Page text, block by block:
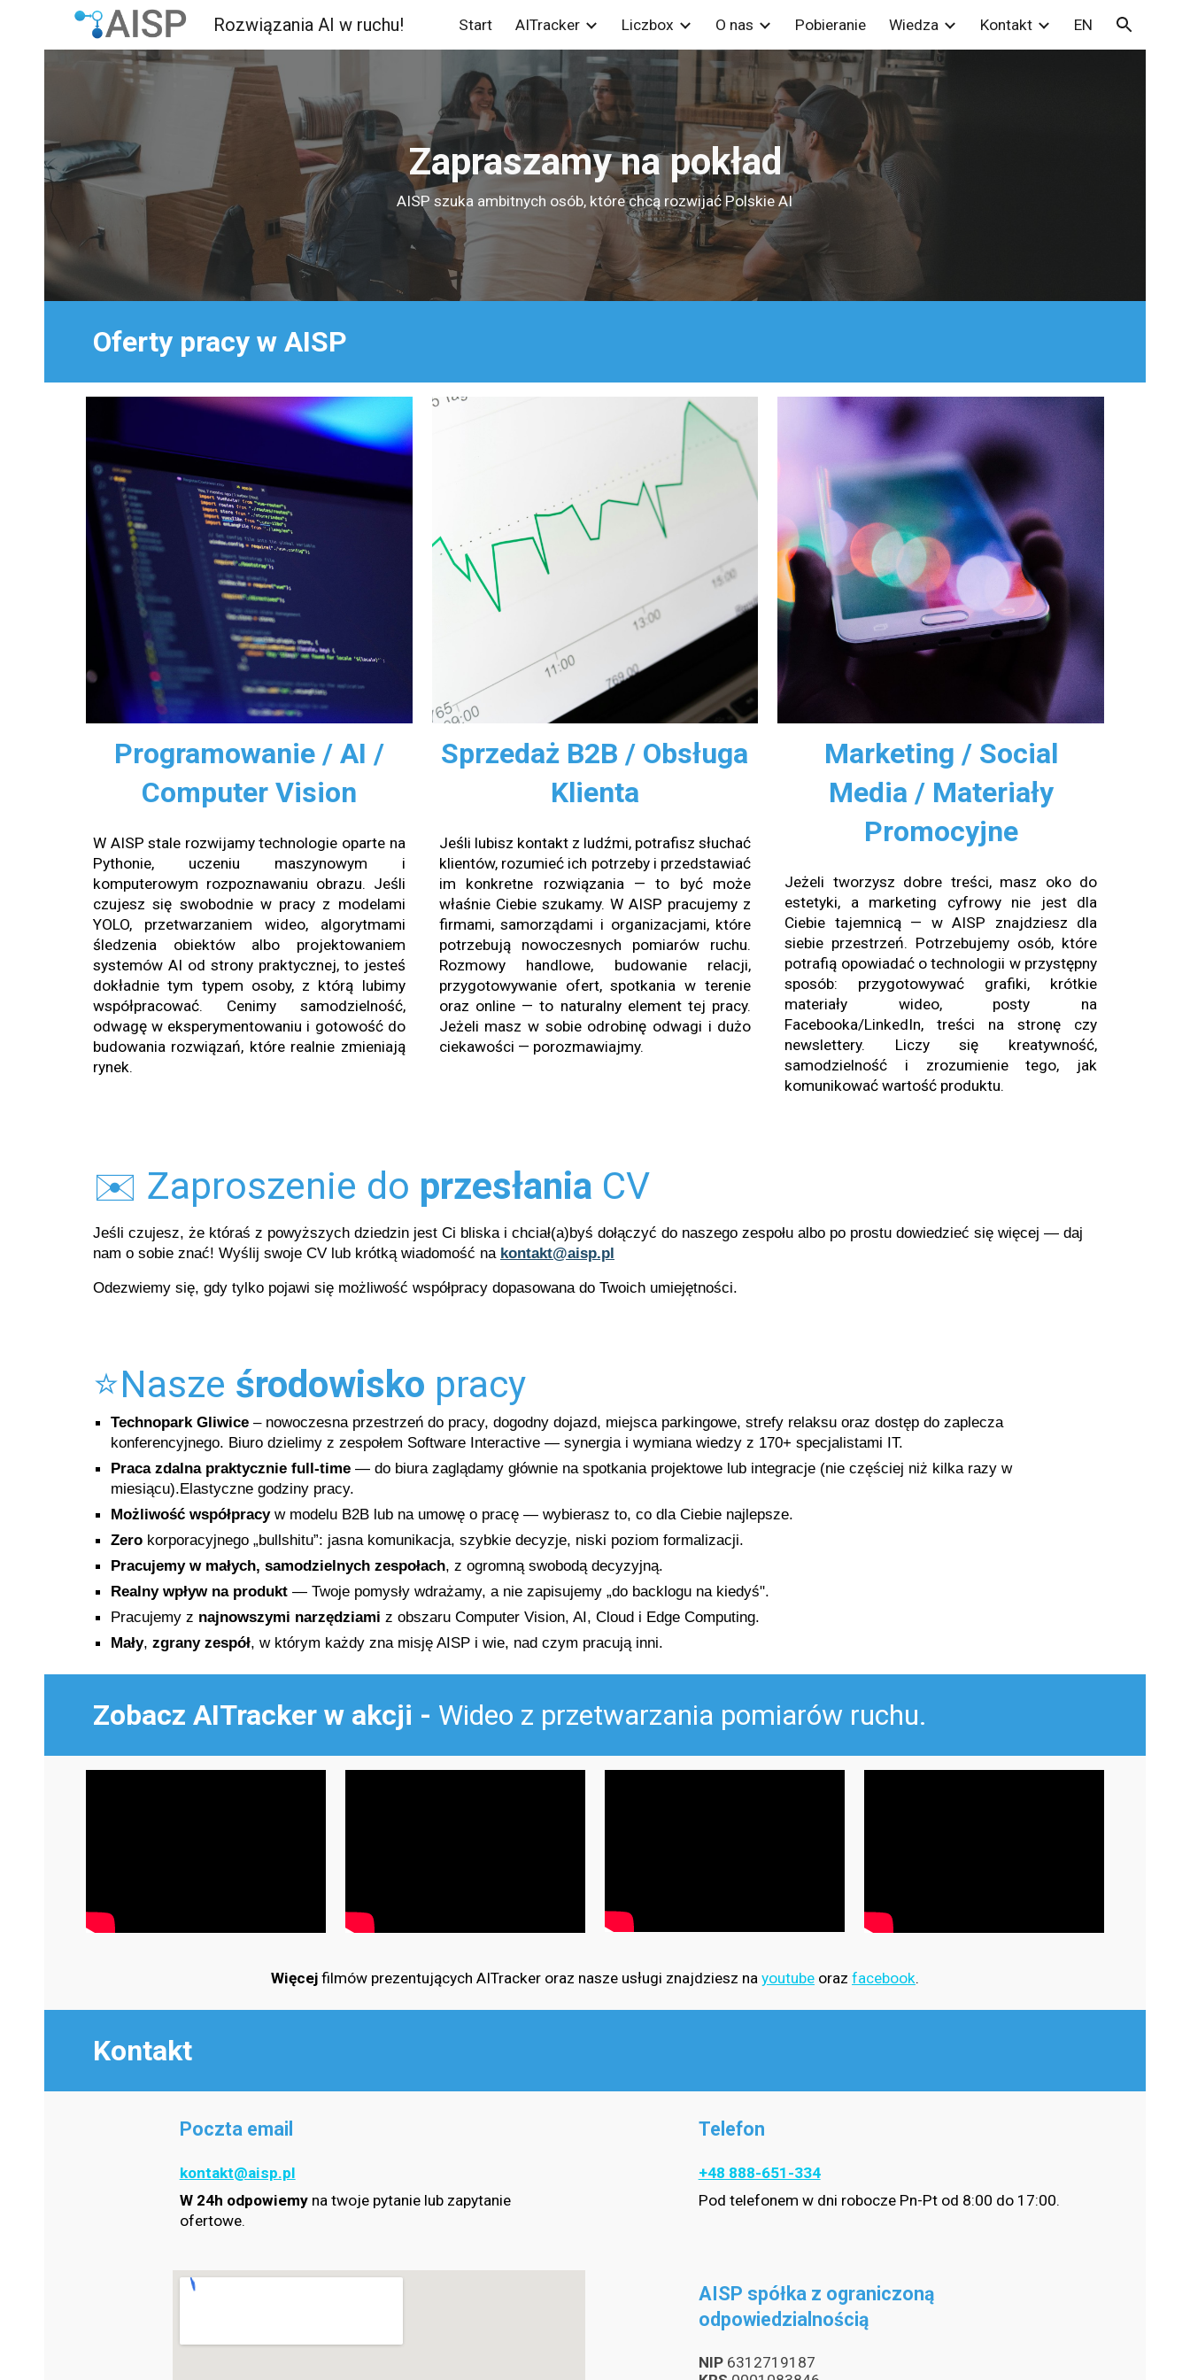
Skip to main content Skip to navigation
Rozwiązania AI w ruchu! Start AITracker Liczbox O nas Pobieranie Wiedza Kontakt EN
Zapraszamy na pokład
AISP szuka ambitnych osób, które chcą rozwijać Polskie AI
Oferty pracy w AISP
Programowanie / AI /
Computer Vision
W AISP stale rozwijamy technologie oparte na
Pythonie, uczeniu maszynowym i
komputerowym rozpoznawaniu obrazu. Jeśli
czujesz się swobodnie w pracy z modelami
YOLO, przetwarzaniem wideo, algorytmami
śledzenia obiektów albo projektowaniem
systemów AI od strony praktycznej, to jesteś
dokładnie tym typem osoby, z którą lubimy
współpracować. Cenimy samodzielność,
odwagę w eksperymentowaniu i gotowość do
budowania rozwiązań, które realnie zmieniają
rynek.
Sprzedaż B2B / Obsługa
Klienta
Jeśli lubisz kontakt z ludźmi, potrafisz słuchać
klientów, rozumieć ich potrzeby i przedstawiać
im konkretne rozwiązania — to być może
właśnie Ciebie szukamy. W AISP pracujemy z
firmami, samorządami i organizacjami, które
potrzebują nowoczesnych pomiarów ruchu.
Rozmowy handlowe, budowanie relacji,
przygotowywanie ofert, spotkania w terenie
oraz online — to naturalny element tej pracy.
Jeżeli masz w sobie odrobinę odwagi i dużo
ciekawości — porozmawiajmy.
Marketing / Social
Media / Materiały
Promocyjne
Jeżeli tworzysz dobre treści, masz oko do
estetyki, a marketing cyfrowy nie jest dla
Ciebie tajemnicą — w AISP znajdziesz dla
siebie przestrzeń. Potrzebujemy osób, które
potrafią opowiadać o technologii w przystępny
sposób: przygotowywać grafiki, krótkie
materiały wideo, posty na
Facebooka/LinkedIn, treści na stronę czy
newslettery. Liczy się kreatywność,
samodzielność i zrozumienie tego, jak
komunikować wartość produktu.
✉️ Zaproszenie do przesłania CV
Jeśli czujesz, że któraś z powyższych dziedzin jest Ci bliska i chciał(a)byś dołączyć do naszego zespołu albo po prostu dowiedzieć się więcej — daj
nam o sobie znać! Wyślij swoje CV lub krótką wiadomość na kontakt@aisp.pl
Odezwiemy się, gdy tylko pojawi się możliwość współpracy dopasowana do Twoich umiejętności.
⭐Nasze środowisko pracy
Technopark Gliwice– nowoczesna przestrzeń do pracy, dogodny dojazd, miejsca parkingowe, strefy relaksu oraz dostęp do zaplecza
konferencyjnego. Biuro dzielimy z zespołem Software Interactive — synergia i wymiana wiedzy z 170+ specjalistami IT.
Praca zdalna praktycznie full-time— do biura zaglądamy głównie na spotkania projektowe lub integracje (nie częściej niż kilka razy w
miesiącu).Elastyczne godziny pracy.
Możliwość współpracyw modelu B2B lub na umowę o pracę — wybierasz to, co dla Ciebie najlepsze.
Zerokorporacyjnego „bullshitu”: jasna komunikacja, szybkie decyzje, niski poziom formalizacji.
Pracujemy w małych, samodzielnych zespołach, z ogromną swobodą decyzyjną.
Realny wpływ na produkt — Twoje pomysły wdrażamy, a nie zapisujemy „do backlogu na kiedyś".
Pracujemy z najnowszymi narzędziami z obszaru Computer Vision, AI, Cloud i Edge Computing.
Mały, zgrany zespół, w którym każdy zna misję AISP i wie, nad czym pracują inni.
Zobacz AITracker w akcji - Wideo z przetwarzania pomiarów ruchu.
Więcej filmów prezentujących AITracker oraz nasze usługi znajdziesz na youtube oraz facebook.
Kontakt
Poczta email
kontakt@aisp.pl
W 24h odpowiemyna twoje pytanie lub zapytanie
ofertowe.
Telefon
+48 888-651-334
Pod telefonem w dni robocze Pn-Pt od 8:00 do 17:00.
AISP spółka z ograniczoną
odpowiedzialnością
NIP6312719187